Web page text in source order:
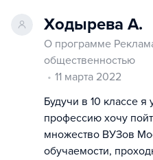
Ходырева А.
О программе
общественностью
11 марта 2022
Будучи в 10 классе
профессию хочу
множество ВУЗов
обучаемости,